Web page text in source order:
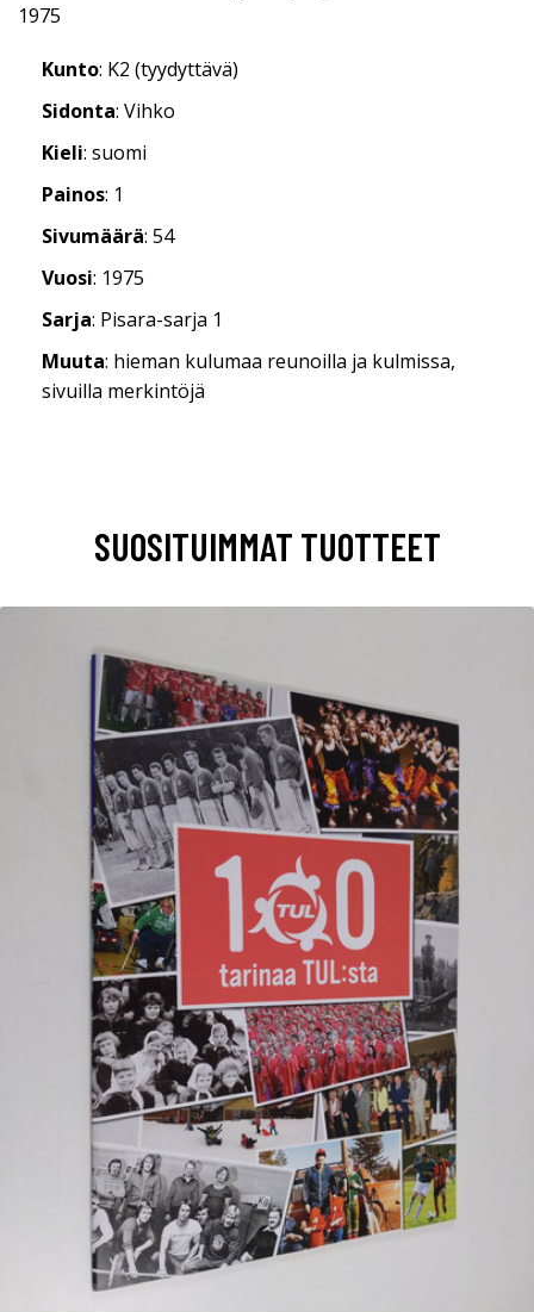
1975
Kunto: K2 (tyydyttävä)
Sidonta: Vihko
Kieli: suomi
Painos: 1
Sivumäärä: 54
Vuosi: 1975
Sarja: Pisara-sarja 1
Muuta: hieman kulumaa reunoilla ja kulmissa,
sivuilla merkintöjä
SUOSITUIMMAT TUOTTEET